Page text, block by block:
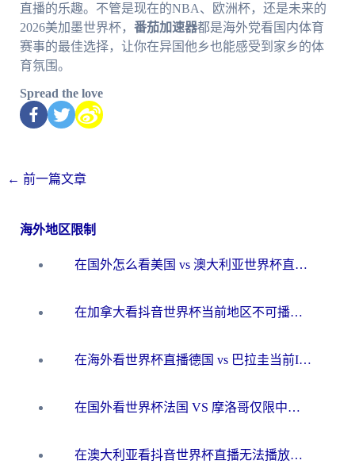
直播的乐趣。不管是现在的NBA、欧洲杯，还是未来的
2026美加墨世界杯， 番茄加速器都是海外党看国内体育
赛事的最佳选择，让你在异国他乡也能感受到家乡的体
育氛围。
Spread the love
← 前一篇文章
海外地区限制
在国外怎么看美国 vs 澳大利亚世界杯直播？海外党必藏的中文解说观赛指南
在加拿大看抖音世界杯当前地区不可播放？海外党体育观赛终极指南
在海外看世界杯直播德国 vs 巴拉圭当前IP受限制？这篇指南帮你轻松解决地区限制
在国外看世界杯法国 VS 摩洛哥仅限中国大陆？别让地域限制拦下你的欢呼
在澳大利亚看抖音世界杯直播无法播放？海外党体育观赛终极指南来了！